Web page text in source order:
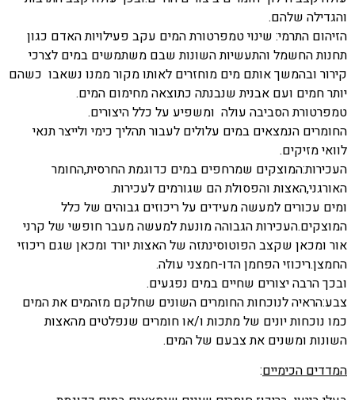
והגדילה שלהם.
הזיהום התרמי: שינוי טמפרטורת המים עקב פעילויות האדם כגון
תחנות החשמל והתעשיות השונות שבם משתמשים במים לצרכי
קירור ובהמשך אותם מים מוחזרים לאותו מקור ממנו נשאבו כשהם
יותר חמים ועם אבנית שנבנתה כתוצאה מחימום המים.
טמפרטורת הסביבה עולה ומשפיע על כלל היצורים.
החומרים הנמצאים במים עלולים לעבור תהליך כימי ולייצר תנאי
לוואי מזיקים.
העכירות:המוצקים שמרחפים במים כדוגמת החרסית,החומר
האורגני,האצות והפסולת הם שגורמים לעכירות.
ומים עכורים למעשה מעידים על ריכוזים גבוהים של כלל
המוצקים.העכירות הגבוהה מונעת למעשה מעבר חופשי של קרני
אור ומכאן שקצב הפוטוסינתזה של האצות יורד ומכאן שגם ריכוזי
החמצן.ריכוזי הפחמן הדו-חמצני עולה.
ובכך הרבה יצורים שחיים במים נפגעים.
צבע:הראיה לנוכחות החומרים השונים שחלקם מזהמים את המים
כמו נוכחות יונים של מתכות ו/או חומרים שנפלטים מהאצות
השונות ומשנים את צבעם של המים.
המדדים הכימיים: